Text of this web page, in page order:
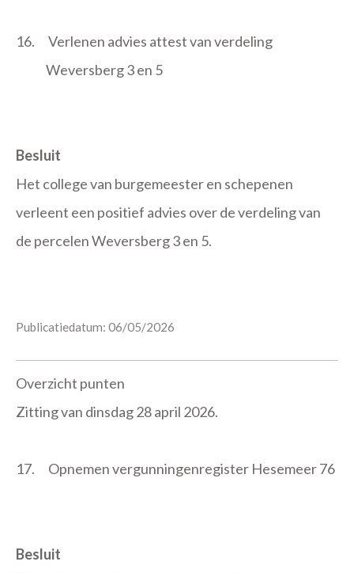
16.
Verlenen advies attest van verdeling
Weversberg 3 en 5
Besluit
Het college van burgemeester en schepenen
verleent een positief advies over de verdeling van
de percelen Weversberg 3 en 5.
Publicatiedatum: 06/05/2026
Overzicht punten
Zitting van dinsdag 28 april 2026.
17. Opnemen vergunningenregister Hesemeer 76
Besluit